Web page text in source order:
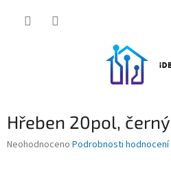
Hřeben 20pol,
Průměrné
Neohodnoceno Podrobnosti hodnocení